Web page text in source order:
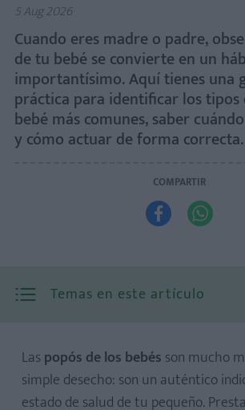
5 Aug 2026
Cuando eres madre o padre,
de tu bebé se convierte en un
importantísimo. Aquí tienes una
práctica para identificar los tipos
bebé más comunes, saber
y cómo actuar de forma correcta.
COMPARTIR
 
Temas en este artículo
Las popós de los bebés son mucho
simple desecho: son un auténtico
estado de salud de tu pequeño.